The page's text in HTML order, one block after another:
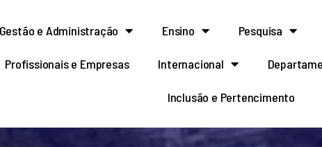
Gestão e Administração Ensino Pesquisa
Profissionais e Empresas Internacional
Inclusão e Pertencimento